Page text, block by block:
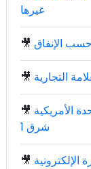
غيرها
🎥 حسب الإنفاق
🎥 التجارية
🎥 الأمريكية
شرق 1
🎥 الإلكترونية